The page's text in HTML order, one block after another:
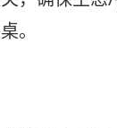
。